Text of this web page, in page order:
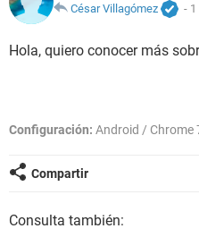
César Villagómez
- 1
Hola, quiero conocer más
Configuración: Android / Chrome
Compartir
Consulta también: